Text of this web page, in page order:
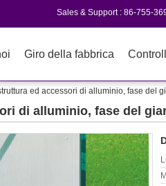
Sales & Support : 86-755-
Giro della fabbrica
ed accessori di alluminio, fase del
di alluminio, fase del